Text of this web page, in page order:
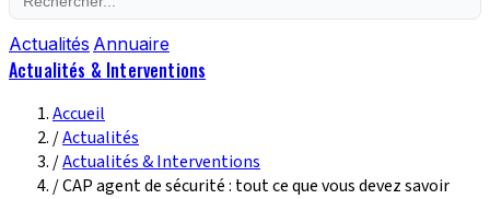
Actualités Annuaire
Actualités & Interventions
Accueil
/Actualités
/Actualités & Interventions
/CAP agent de sécurité : tout ce que vous devez savoir